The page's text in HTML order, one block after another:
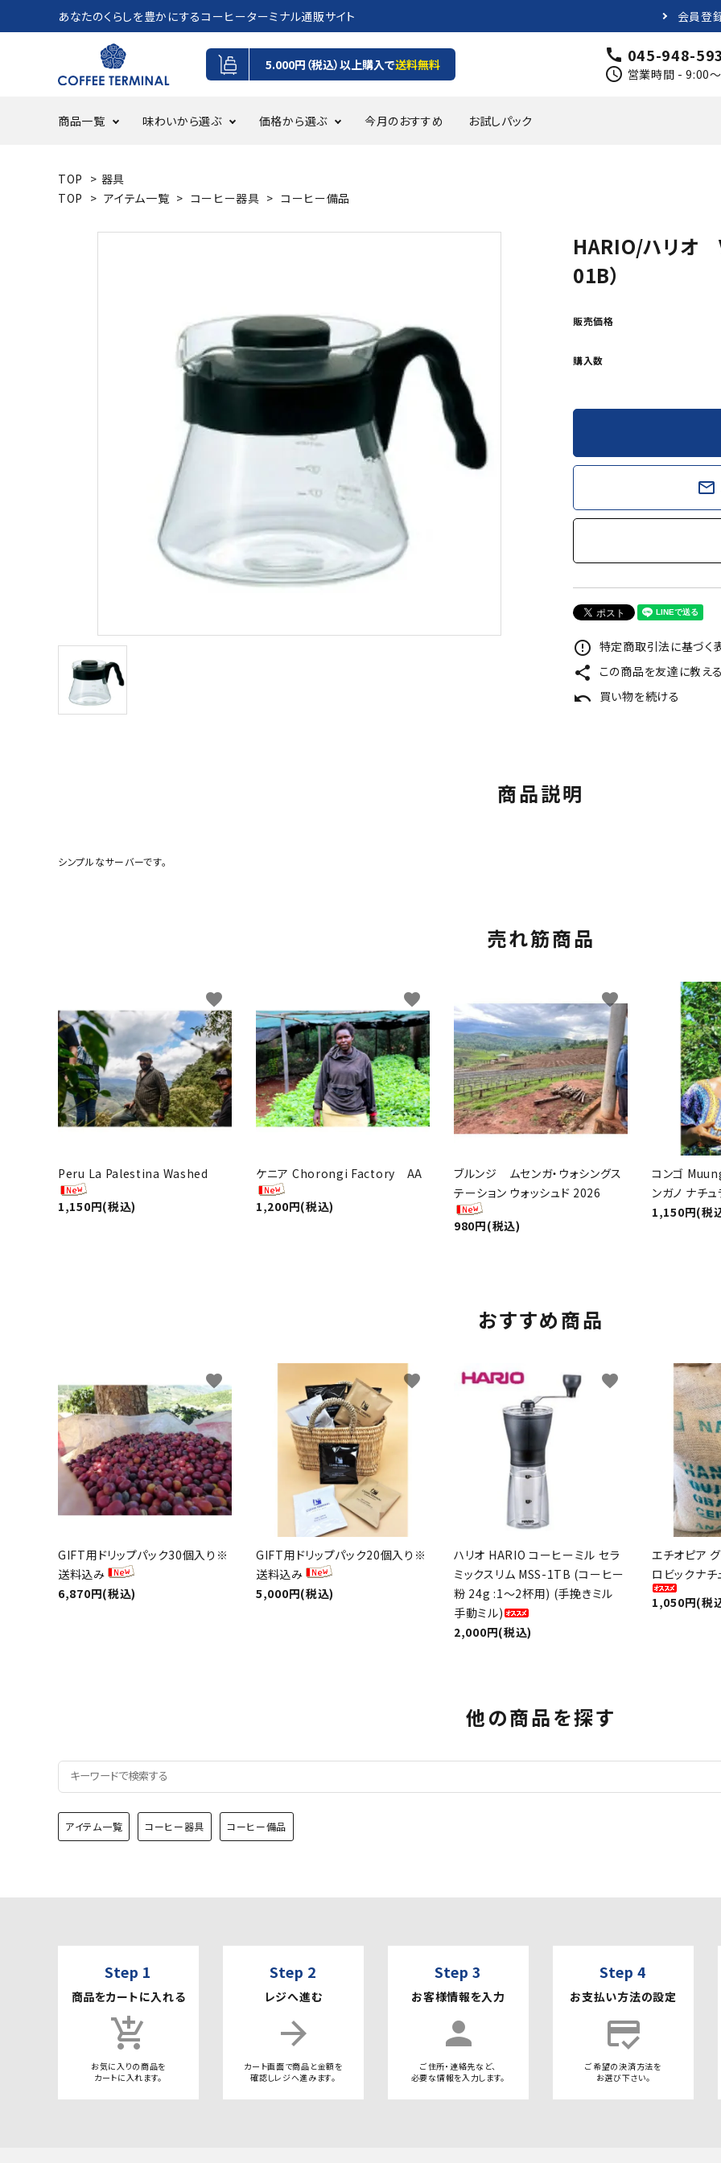
あなたのくらしを豊かにするコーヒーターミナル通販サイト 会員登
5.000円（税込）以上購入で送料無料 call 045-948-
schedule 営業時間 - 9:00～
商品一覧
コーヒー豆
GIFT 定期・頒布会 オリジナルグッズ
味わいから選ぶ
フルーツ感・甘味・綺麗な酸味を
感じるテイスト
価格から選ぶ
0円~500円
今月のおすすめ お試しパック
TOP > 器具
TOP > アイテム一覧 > コーヒー器具 > コーヒー備品
HARIO/ハリオ
01B）
販売価格
購入数
mail_outline
error_outline 特定商取引法に基づく
share この商品を友達に教える
undo 買い物を続ける
商品説明
シンプルなサーバーです。
売れ筋商品
Peru La Palestina Washed
1,150円(税込)
favorite
ケニア Chorongi Factory AA
1,200円(税込)
favorite
ブルンジ ムセンガ・ウォシングス
テーション ウォッシュド 2026
980円(税込)
favorite
コンゴ
ンガノ ナチュ
1,150円(税
おすすめ商品
GIFT用ドリップパック30個入り※
送料込み
6,870円(税込)
favorite
GIFT用ドリップパック20個入り※
送料込み
5,000円(税込)
favorite
ハリオ HARIO コーヒーミル セラ
ミックスリム MSS-1TB (コーヒー
粉 24g :1〜2杯用) (手挽きミル
手動ミル)
2,000円(税込)
favorite
エチオピア
ロビックナチ
1,050円(税
他の商品を探す
アイテム一覧 コーヒー器具 コーヒー備品
Step 1
商品をカートに入れる
add_shopping_cart
お気に入りの商品を
カートに入れます。
Step 2
レジへ進む
arrow_forward
カート画面で商品と金額を
確認しレジへ進みます。
Step 3
お客様情報を入力
person
ご住所・連絡先など、
必要な情報を入力します。
Step 4
お支払い方法の設定
credit_score
ご希望の決済方法を
お選び下さい。